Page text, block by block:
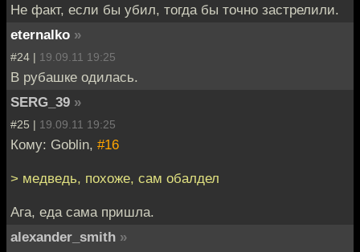
Не факт, если бы убил, тогда бы точно застрелили.
eternalko »
#24 | 19.09.11 19:25
В рубашке одилась.
SERG_39 »
#25 | 19.09.11 19:25
Кому: Goblin, #16
> медведь, похоже, сам обалдел
Ага, еда сама пришла.
alexander_smith »